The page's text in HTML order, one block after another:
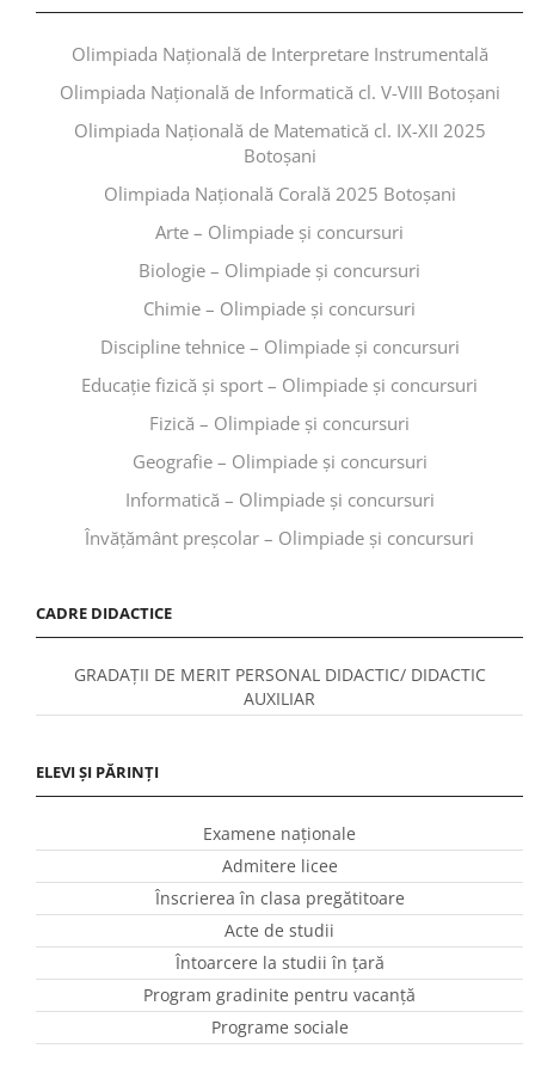
Olimpiada Națională de Interpretare Instrumentală
Olimpiada Națională de Informatică cl. V-VIII Botoșani
Olimpiada Națională de Matematică cl. IX-XII 2025
Botoșani
Olimpiada Națională Corală 2025 Botoșani
Arte – Olimpiade și concursuri
Biologie – Olimpiade și concursuri
Chimie – Olimpiade și concursuri
Discipline tehnice – Olimpiade și concursuri
Educaţie fizică şi sport – Olimpiade și concursuri
Fizică – Olimpiade și concursuri
Geografie – Olimpiade și concursuri
Informatică – Olimpiade și concursuri
Învăţământ preşcolar – Olimpiade și concursuri
CADRE DIDACTICE
GRADAȚII DE MERIT PERSONAL DIDACTIC/ DIDACTIC
AUXILIAR
ELEVI ȘI PĂRINȚI
Examene naționale
Admitere licee
Înscrierea în clasa pregătitoare
Acte de studii
Întoarcere la studii în ţară
Program gradinite pentru vacanţă
Programe sociale